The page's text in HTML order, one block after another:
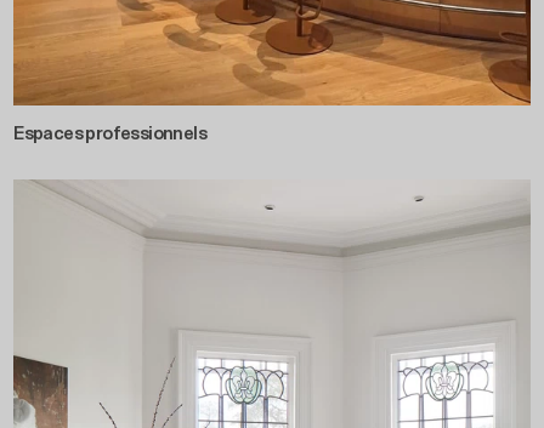
Espaces professionnels